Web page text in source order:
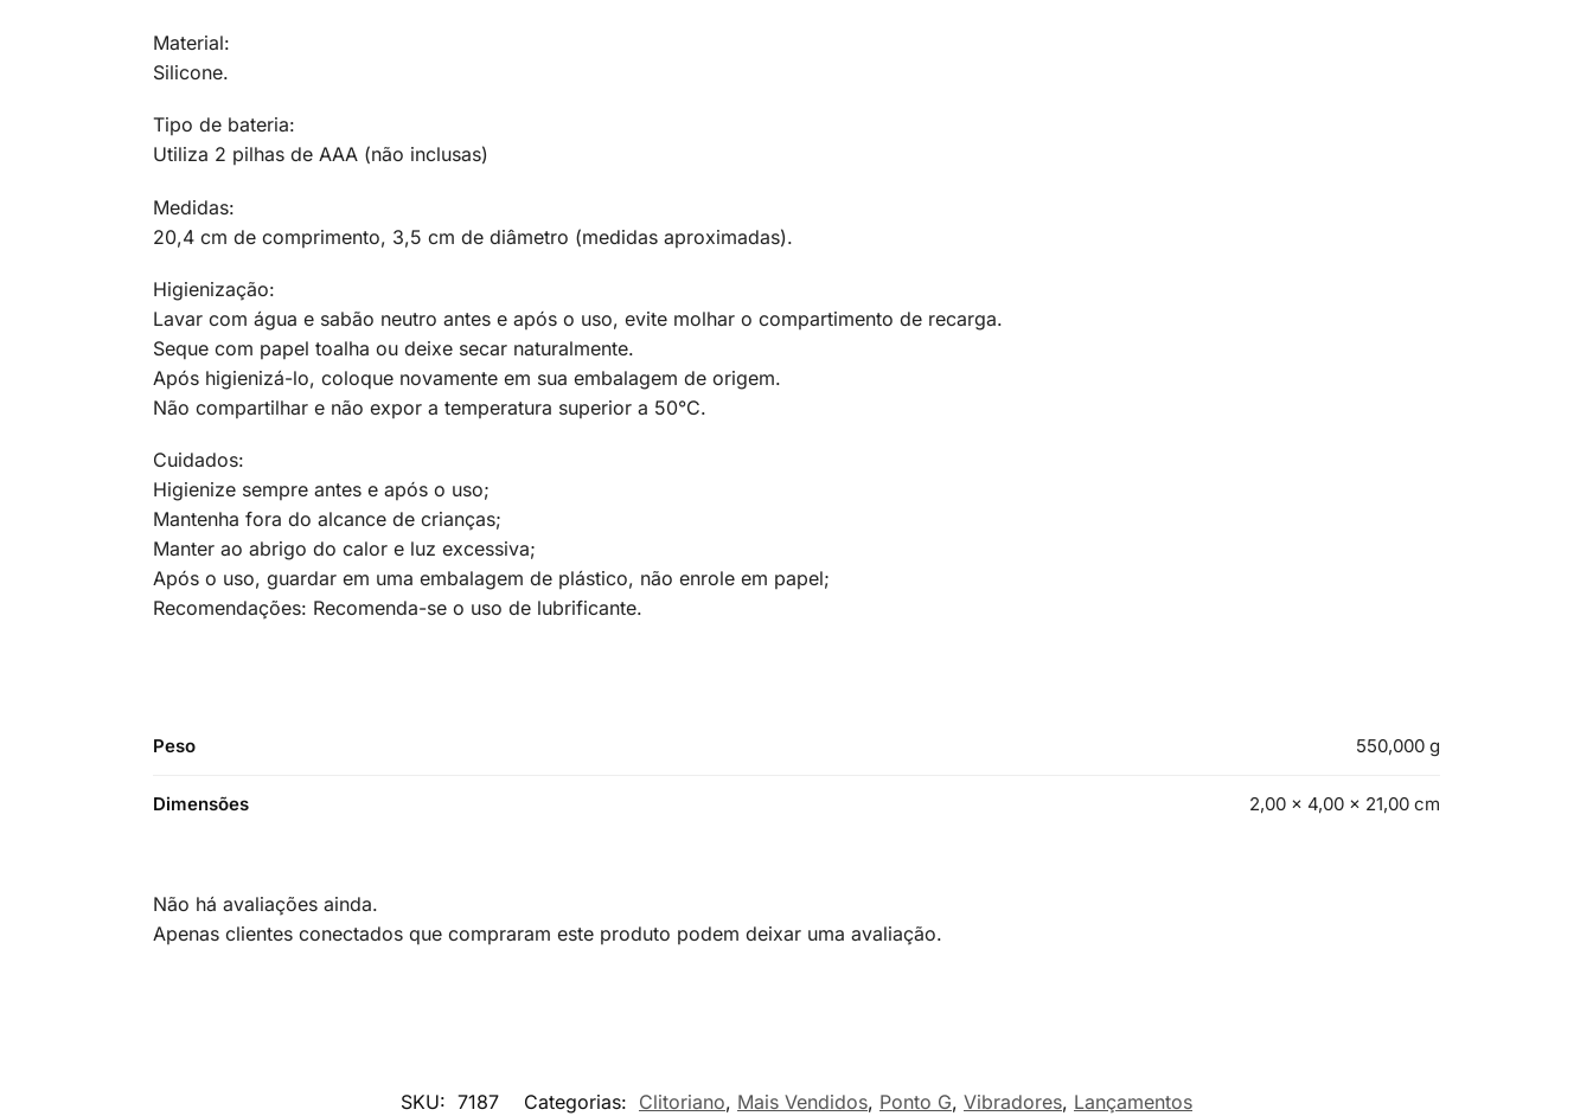
Material:
Silicone.
Tipo de bateria:
Utiliza 2 pilhas de AAA (não inclusas)
Medidas:
20,4 cm de comprimento, 3,5 cm de diâmetro (medidas aproximadas).
Higienização:
Lavar com água e sabão neutro antes e após o uso, evite molhar o compartimento de recarga.
Seque com papel toalha ou deixe secar naturalmente.
Após higienizá-lo, coloque novamente em sua embalagem de origem.
Não compartilhar e não expor a temperatura superior a 50°C.
Cuidados:
Higienize sempre antes e após o uso;
Mantenha fora do alcance de crianças;
Manter ao abrigo do calor e luz excessiva;
Após o uso, guardar em uma embalagem de plástico, não enrole em papel;
Recomendações: Recomenda-se o uso de lubrificante.
Peso 550,000 g
Dimensões 2,00 × 4,00 × 21,00 cm
Não há avaliações ainda.
Apenas clientes conectados que compraram este produto podem deixar uma avaliação.
SKU: 7187 Categorias: Clitoriano, Mais Vendidos, Ponto G, Vibradores, Lançamentos